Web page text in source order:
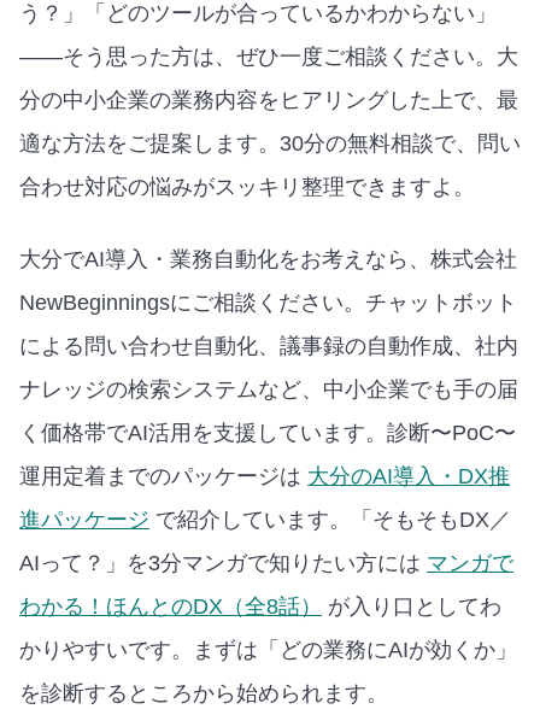
う？」「どのツールが合っているかわからない」
——そう思った方は、ぜひ一度ご相談ください。大
分の中小企業の業務内容をヒアリングした上で、最
適な方法をご提案します。30分の無料相談で、問い
合わせ対応の悩みがスッキリ整理できますよ。
大分でAI導入・業務自動化をお考えなら、株式会社
NewBeginningsにご相談ください。チャットボット
による問い合わせ自動化、議事録の自動作成、社内
ナレッジの検索システムなど、中小企業でも手の届
く価格帯でAI活用を支援しています。 診断〜PoC〜
運用定着までのパッケージは 大分のAI導入・DX推
進パッケージ で紹介しています。
「そもそもDX／
AIって？」を3分マンガで知りたい方には マンガで
わかる！ほんとのDX（全8話）
が入り口としてわ
かりやすいです。
まずは「どの業務にAIが効くか」
を診断するところから始められます。